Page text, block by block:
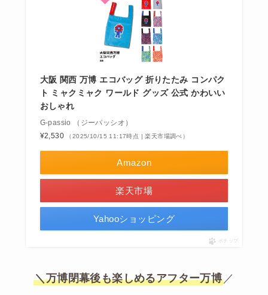
大阪 関西 万博 エコバッグ 折りたたみ コンパク
ト ミャクミャク ワールド グッズ 公式 かわいい
おしゃれ
G-passio （ジーパッシオ）
¥2,530
（2025/10/15 11:17時点 | 楽天市場調べ）
Amazon
楽天市場
Yahooショッピング
ポチップ
＼万博閉幕後も楽しめるアフター万博 ／